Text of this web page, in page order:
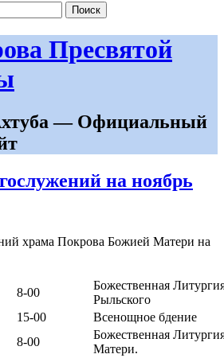
Пресвятой
— Официальный
на ноябрь
храма Покрова Божией Матери на
8-00
Божественная
Рыльского
15-00
Всенощное бдение
8-00
Божественная
Матери.